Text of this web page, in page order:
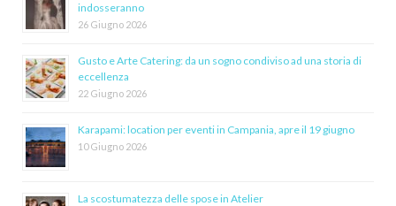
indosseranno
26 Giugno 2026
Gusto e Arte Catering: da un sogno condiviso ad una storia di
eccellenza
22 Giugno 2026
Karapami: location per eventi in Campania, apre il 19 giugno
10 Giugno 2026
La scostumatezza delle spose in Atelier